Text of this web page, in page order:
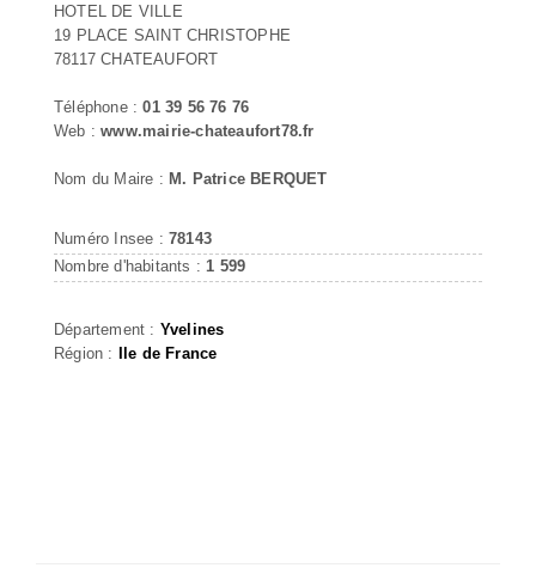
HOTEL DE VILLE
19 PLACE SAINT CHRISTOPHE
78117 CHATEAUFORT
Téléphone :01 39 56 76 76
Web :www.mairie-chateaufort78.fr
Nom du Maire : M. Patrice BERQUET
Numéro Insee : 78143
Nombre d'habitants : 1 599
Département : Yvelines
Région : Ile de France